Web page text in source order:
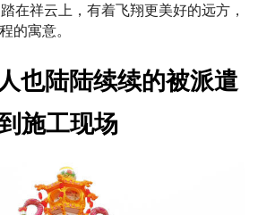
在祥云上，有着飞翔更美好的远方，
的寓意。
也陆陆续续的被派遣
施工现场